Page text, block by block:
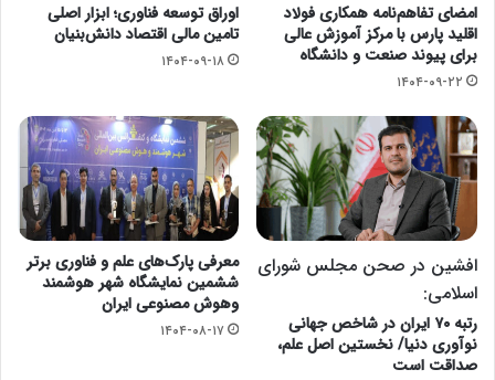
امضای تفاهم‌نامه همکاری فولاد
اقلید پارس با مرکز آموزش عالی
برای پیوند صنعت و دانشگاه
۱۴۰۴-۰۹-۲۲
اوراق توسعه فناوری؛ ابزار اصلی
تامین مالی اقتصاد دانش‌بنیان
۱۴۰۴-۰۹-۱۸
افشین در صحن مجلس شورای
اسلامی:
رتبه ۷۰ ایران در شاخص جهانی
نوآوری دنیا/ نخستین اصل علم،
صداقت است
معرفی پارک‌های علم و فناوری برتر
ششمین نمایشگاه شهر هوشمند
وهوش مصنوعی ایران
۱۴۰۴-۰۸-۱۷